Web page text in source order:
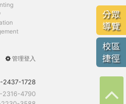
分眾
導覽
校區
捷徑
User
menu
管理登入
2437-1728
4790